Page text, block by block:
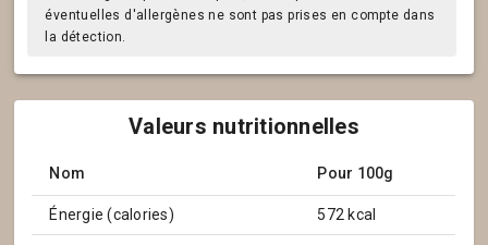
éventuelles d'allergènes ne sont pas prises en compte dans
la détection.
Valeurs nutritionnelles
Nom Pour 100g
Énergie (calories) 572 kcal